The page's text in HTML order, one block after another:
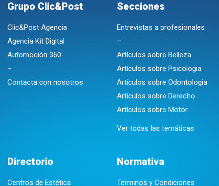
Grupo Clic&Post
Clic&Post Agencia
Agencia Kit Digital
Automoción 360
–
Contacta con nosotros
Secciones
Entrevistas a profesionales
–
Artículos sobre Belleza
Artículos sobre Psicologia
Artículos sobre Odontologia
Artículos sobre Derecho
Artículos sobre Motor
Ver todas las temáticas
Directorio
Centros de Estética
Normativa
Términos y Condiciones